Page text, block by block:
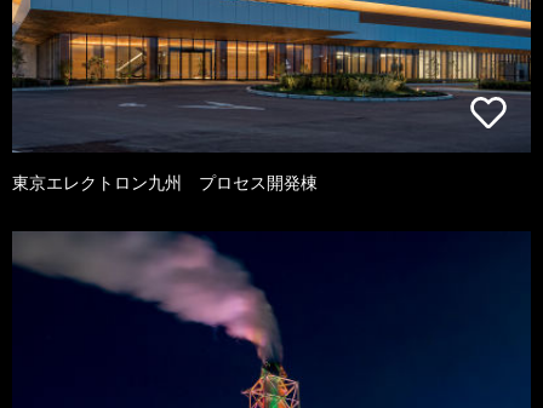
東京エレクトロン九州 プロセス開発棟